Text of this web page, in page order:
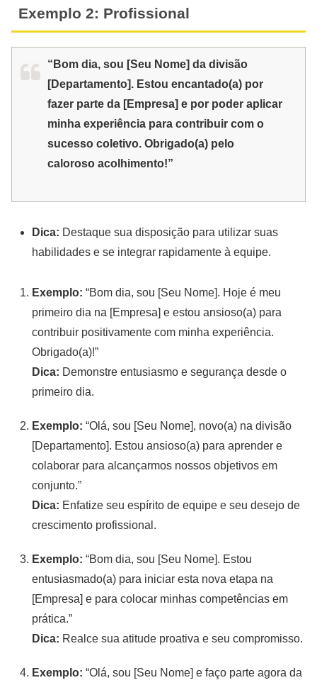
Exemplo 2: Profissional
“Bom dia, sou [Seu Nome] da divisão
[Departamento]. Estou encantado(a) por
fazer parte da [Empresa] e por poder aplicar
minha experiência para contribuir com o
sucesso coletivo. Obrigado(a) pelo
caloroso acolhimento!”
Dica: Destaque sua disposição para utilizar suas
habilidades e se integrar rapidamente à equipe.
Exemplo: “Bom dia, sou [Seu Nome]. Hoje é meu
primeiro dia na [Empresa] e estou ansioso(a) para
contribuir positivamente com minha experiência.
Obrigado(a)!”
Dica: Demonstre entusiasmo e segurança desde o
primeiro dia.
Exemplo: “Olá, sou [Seu Nome], novo(a) na divisão
[Departamento]. Estou ansioso(a) para aprender e
colaborar para alcançarmos nossos objetivos em
conjunto.”
Dica: Enfatize seu espírito de equipe e seu desejo de
crescimento profissional.
Exemplo: “Bom dia, sou [Seu Nome]. Estou
entusiasmado(a) para iniciar esta nova etapa na
[Empresa] e para colocar minhas competências em
prática.”
Dica: Realce sua atitude proativa e seu compromisso.
Exemplo: “Olá, sou [Seu Nome] e faço parte agora da